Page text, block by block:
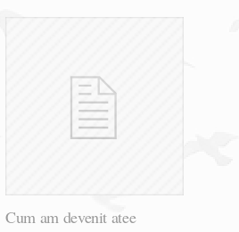
Cum am devenit atee